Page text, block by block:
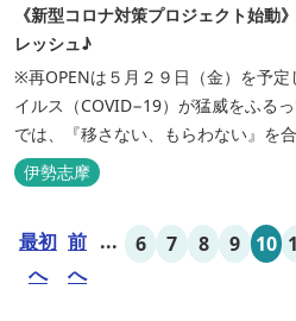
《新型コロナ対策プロジェクト始動
レッシュ♪
※再OPENは５月２９日（金）を予定しており
イルス（COVID−19）が猛威をふる
では、『移さない、もらわない』を
ッフの感染リスクを最小限に抑える
ョンを見直し、徹底した管理を行い
【密閉...
伊勢志摩
最初
へ
前
へ
... 6 7 8 9 10